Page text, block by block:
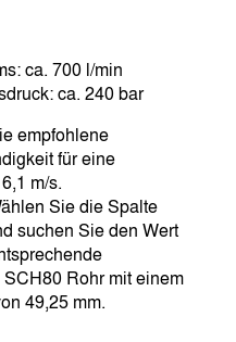
ca. 700 l/min
ca. 240 bar
empfohlene
für eine
m/s.
Sie die Spalte
suchen Sie den Wert
Rohr mit einem
49,25 mm.